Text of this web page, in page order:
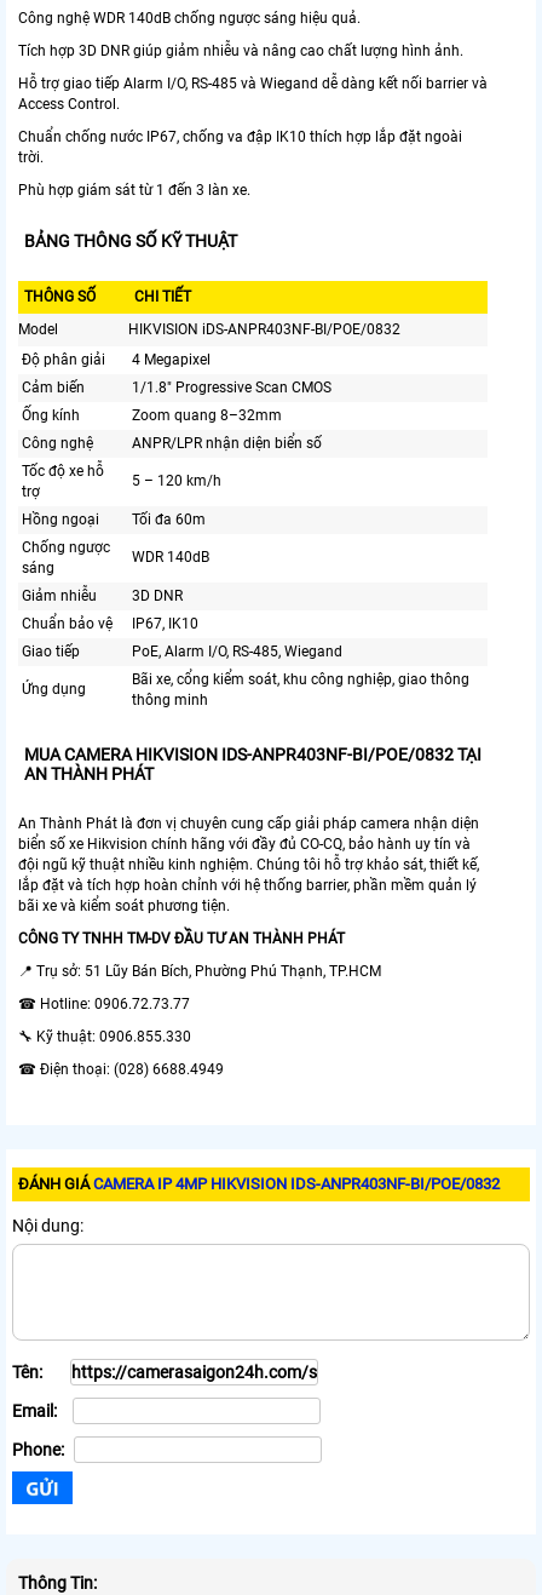
Công nghệ WDR 140dB chống ngược sáng hiệu quả.
Tích hợp 3D DNR giúp giảm nhiễu và nâng cao chất lượng hình ảnh.
Hỗ trợ giao tiếp Alarm I/O, RS-485 và Wiegand dễ dàng kết nối barrier và
Access Control.
Chuẩn chống nước IP67, chống va đập IK10 thích hợp lắp đặt ngoài
trời.
Phù hợp giám sát từ 1 đến 3 làn xe.
BẢNG THÔNG SỐ KỸ THUẬT
THÔNG SỐ
CHI TIẾT
Model
HIKVISION iDS-ANPR403NF-BI/POE/0832
Độ phân giải
4 Megapixel
Cảm biến
1/1.8" Progressive Scan CMOS
Ống kính
Zoom quang 8–32mm
Công nghệ
ANPR/LPR nhận diện biển số
Tốc độ xe hỗ
trợ
5 – 120 km/h
Hồng ngoại
Tối đa 60m
Chống ngược
sáng
WDR 140dB
Giảm nhiễu
3D DNR
Chuẩn bảo vệ
IP67, IK10
Giao tiếp
PoE, Alarm I/O, RS-485, Wiegand
Ứng dụng
Bãi xe, cổng kiểm soát, khu công nghiệp, giao thông
thông minh
MUA CAMERA HIKVISION IDS-ANPR403NF-BI/POE/0832 TẠI
AN THÀNH PHÁT
An Thành Phát là đơn vị chuyên cung cấp giải pháp camera nhận diện
biển số xe Hikvision chính hãng với đầy đủ CO-CQ, bảo hành uy tín và
đội ngũ kỹ thuật nhiều kinh nghiệm. Chúng tôi hỗ trợ khảo sát, thiết kế,
lắp đặt và tích hợp hoàn chỉnh với hệ thống barrier, phần mềm quản lý
bãi xe và kiểm soát phương tiện.
CÔNG TY TNHH TM-DV ĐẦU TƯ AN THÀNH PHÁT
📍 Trụ sở: 51 Lũy Bán Bích, Phường Phú Thạnh, TP.HCM
☎ Hotline: 0906.72.73.77
🔧 Kỹ thuật: 0906.855.330
☎ Điện thoại: (028) 6688.4949
ĐÁNH GIÁCAMERA IP 4MP HIKVISION IDS-ANPR403NF-BI/POE/0832
Nội dung:
Tên:
Email:
Phone:
Thông Tin: